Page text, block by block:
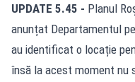
UPDATE 5.45 - Planul
anunțat Departamentul
au identificat o locație
însă la acest moment nu